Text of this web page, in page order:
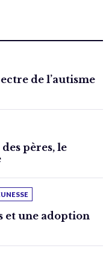
de l’autisme
pères, le
et une adoption